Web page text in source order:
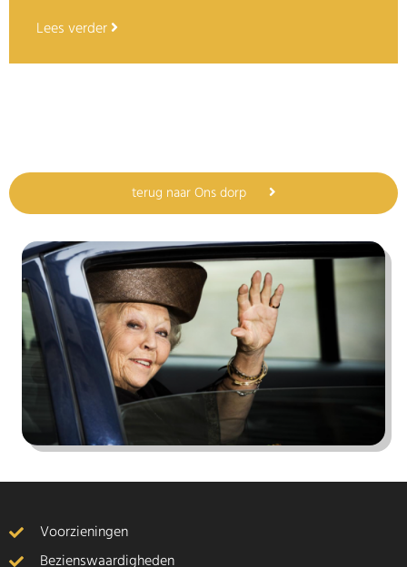
Lees verder
terug naar Ons dorp
Voorzieningen
Bezienswaardigheden